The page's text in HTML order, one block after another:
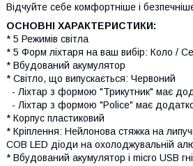
Відчуйте себе комфортніше і
ОСНОВНІ ХАРАКТЕРИСТИКИ:
* 5 Режимів світла
* 5 Форм ліхтаря на ваш вибір: Коло /
* Вбудований акумулятор
* Світло, що випускається: Червоний
- Ліхтар з формою "Трикутник" має
- Ліхтар з формою "Police" має
* Корпус пластиковий
* Кріплення: Нейлонова стяжка на
COB LED діоди на охолоджувальній
* Вбудований акумулятор і micro USB